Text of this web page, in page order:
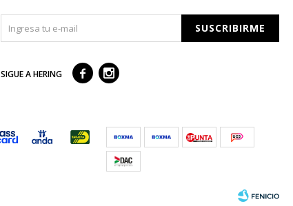
SUSCRIBIRME
SIGUE A HERING  